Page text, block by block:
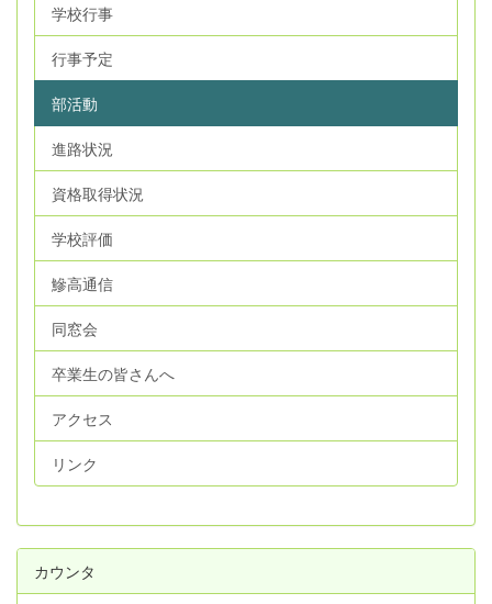
学校行事
行事予定
部活動
進路状況
資格取得状況
学校評価
鰺高通信
同窓会
卒業生の皆さんへ
アクセス
リンク
カウンタ